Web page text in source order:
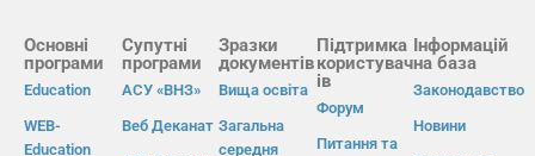
Основні
програми
Education
WEB-
Education
Супутні
програми
АСУ «ВНЗ»
Веб Деканат
Зразки
документів
Вища освіта
Загальна
середня
Підтримка
користувач
ів
Форум
Питання та
Інформацій
на база
Законодавство
Новини